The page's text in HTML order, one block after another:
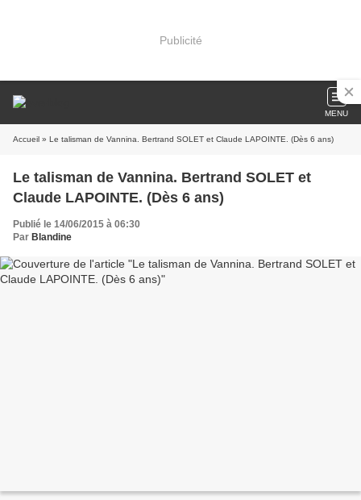
Publicité
MENU
Accueil » Le talisman de Vannina. Bertrand SOLET et Claude LAPOINTE. (Dès 6 ans)
Le talisman de Vannina. Bertrand SOLET et
Claude LAPOINTE. (Dès 6 ans)
Publié le 14/06/2015 à 06:30
Par Blandine